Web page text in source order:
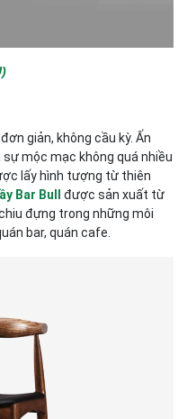
giản, không cầu kỳ. Ấn
mộc mạc không quá nhiều
lấy hình tượng từ thiên
Bar Bull
được sản xuất từ
đựng trong những môi
bar, quán cafe.